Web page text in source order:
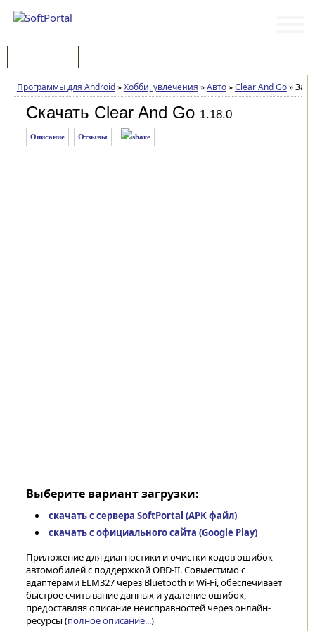
Программы для Android»Хобби, увлечения »Авто»Clear And Go»
Скачать Clear And Go 1.18.0
Описание Отзывы
Выберите вариант загрузки:
скачать с сервера SoftPortal (APK файл)
скачать с официального сайта (Google Play)
Приложение для диагностики и очистки кодов ошибок
автомобилей с поддержкой OBD-II. Совместимо с
адаптерами ELM327 через Bluetooth и Wi-Fi, обеспечивает
быстрое считывание данных и удаление ошибок,
предоставляя описание неисправностей через онлайн-
ресурсы (полное описание...)